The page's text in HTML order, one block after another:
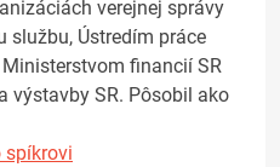
verejnej správy
službu, Ústredím práce
financií SR
výstavby SR. Pôsobil ako